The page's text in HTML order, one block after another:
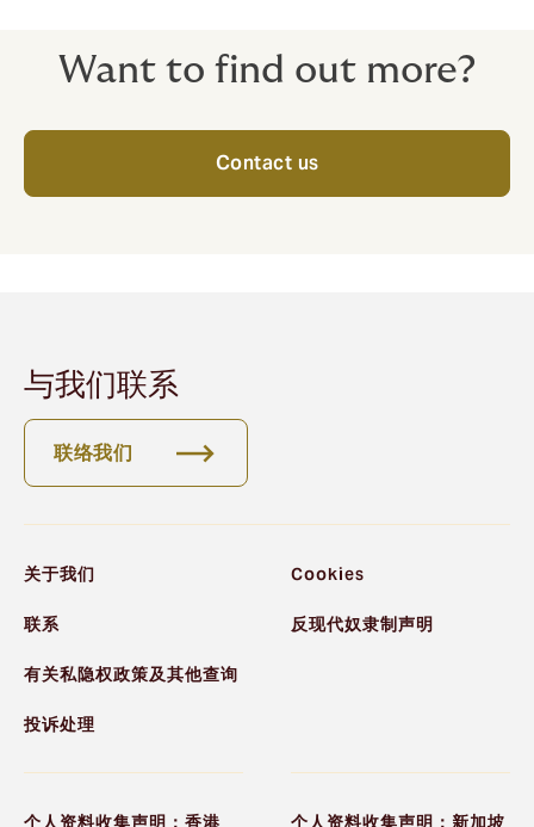
Want to find out more?
Contact us
与我们联系
联络我们
关于我们
联系
有关私隐权政策及其他查询
投诉处理
Cookies
反现代奴隶制声明
个人资料收集声明：香港 个人资料收集声明：新加坡